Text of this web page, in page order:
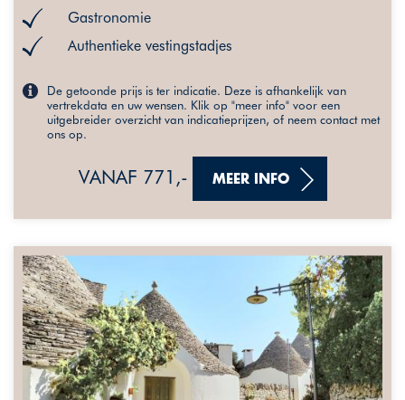
Gastronomie
Authentieke vestingstadjes
De getoonde prijs is ter indicatie. Deze is afhankelijk van
vertrekdata en uw wensen. Klik op "meer info" voor een
uitgebreider overzicht van indicatieprijzen, of neem contact met
ons op.
VANAF 771,- MEER INFO